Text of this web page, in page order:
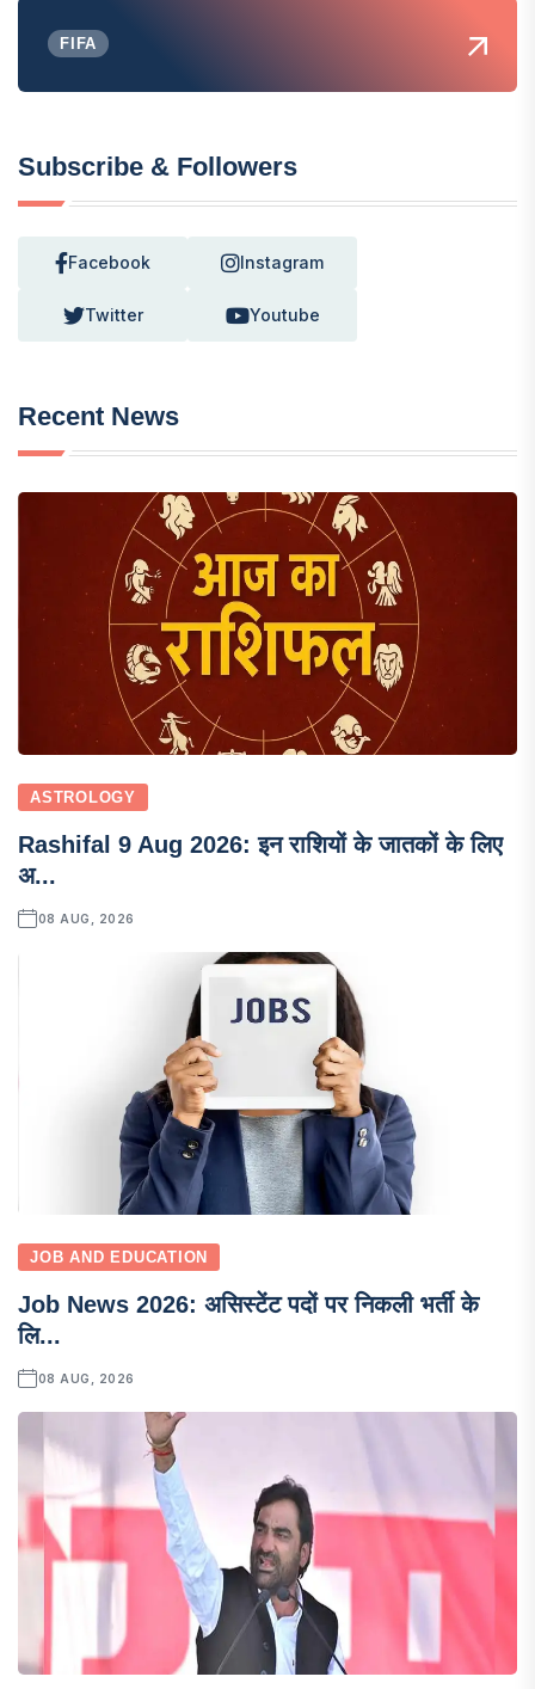
FIFA
Subscribe & Followers
Facebook Instagram
Twitter Youtube
Recent News
ASTROLOGY
Rashifal 9 Aug 2026: इन राशियों के जातकों के लिए
अ...
08 AUG, 2026
JOB AND EDUCATION
Job News 2026: असिस्टेंट पदों पर निकली भर्ती के
लि...
08 AUG, 2026